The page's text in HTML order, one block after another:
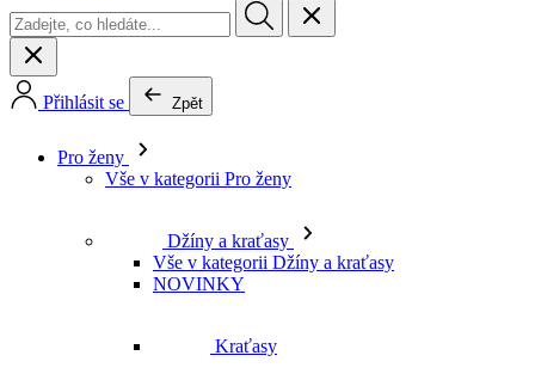
Přihlásit se Zpět
Pro ženy
Vše v kategorii Pro ženy
Džíny a kraťasy
Vše v kategorii Džíny a kraťasy
NOVINKY
Kraťasy